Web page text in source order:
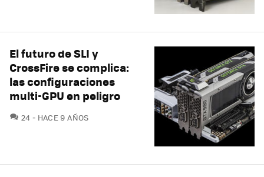
El futuro de SLI y
CrossFire se complica:
las configuraciones
multi-GPU en peligro
24 COMENTARIOS
HACE 9 AÑOS